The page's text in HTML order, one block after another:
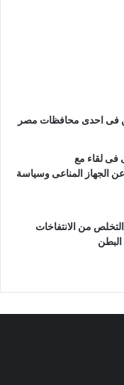
فى احدى محافظات مصر
فى لقاء مع
الجهاز المناعى وسياسة
من الانتفاخات